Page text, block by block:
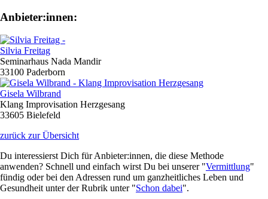
Anbieter:innen:
Silvia Freitag
Seminarhaus Nada Mandir
33100 Paderborn
Gisela Wilbrand
Klang Improvisation Herzgesang
33605 Bielefeld
zurück zur Übersicht
Du interessierst Dich für Anbieter:innen, die diese Methode
anwenden? Schnell und einfach wirst Du bei unserer "Vermittlung"
fündig oder bei den Adressen rund um ganzheitliches Leben und
Gesundheit unter der Rubrik unter "Schon dabei".